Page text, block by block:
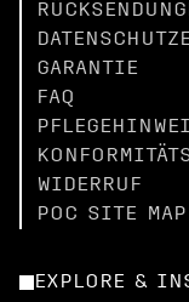
GARANTIE
FAQ
WIDERRUF
POC SITE MAP
EXPLORE &